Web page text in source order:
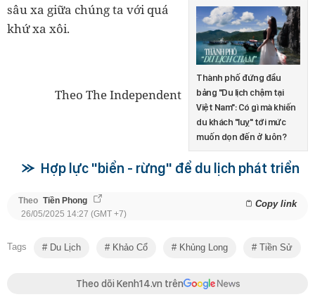
Thành phố đứng đầu
bảng "Du lịch chậm tại
Việt Nam": Có gì mà khiến
du khách "luỵ" tới mức
muốn dọn đến ở luôn?
sâu xa giữa chúng ta với quá
khứ xa xôi.
Theo The Independent
Hợp lực "biển - rừng" để du lịch phát triển
Theo Tiền Phong Copy link
26/05/2025 14:27 (GMT +7)
Tags Du Lịch Khảo Cổ Khủng Long Tiền Sử
Theo dõi Kenh14.vn trên